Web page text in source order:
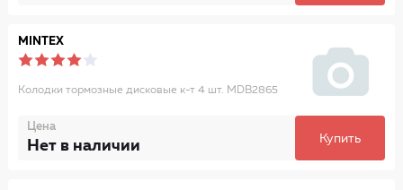
MINTEX
Колодки тормозные дисковые к-т 4 шт. MDB2865
Цена
Нет в наличии Купить